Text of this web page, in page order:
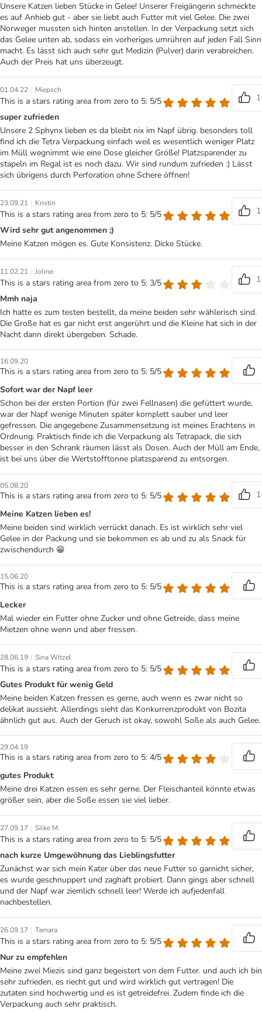
Unsere Katzen lieben Stücke in Gelee! Unserer Freigängerin schmeckte
es auf Anhieb gut - aber sie liebt auch Futter mit viel Gelee. Die zwei
Norweger mussten sich hinten anstellen. In der Verpackung setzt sich
das Gelee unten ab, sodass ein vorheriges umrühren auf jeden Fall Sinn
macht. Es lässt sich auch sehr gut Medizin (Pulver) darin verabreichen.
Auch der Preis hat uns überzeugt.
01.04.22 | Miepsch
This is a stars rating area from zero to 5: 5/5
1
super zufrieden
Unsere 2 Sphynx lieben es da bleibt nix im Napf übrig. besonders toll
find ich die Tetra Verpackung einfach weil es wesentlich weniger Platz
im Müll wegnimmt wie eine Dose gleicher Größe! Platzsparender zu
stapeln im Regal ist es noch dazu. Wir sind rundum zufrieden :) Lässt
sich übrigens durch Perforation ohne Schere öffnen!
23.09.21 | Kristin
This is a stars rating area from zero to 5: 5/5
1
Wird sehr gut angenommen ;)
Meine Katzen mögen es. Gute Konsistenz. Dicke Stücke.
11.02.21 | Joline
This is a stars rating area from zero to 5: 3/5
1
Mmh naja
Ich hatte es zum testen bestellt, da meine beiden sehr wählerisch sind.
Die Große hat es gar nicht erst angerührt und die Kleine hat sich in der
Nacht dann direkt übergeben. Schade.
16.09.20
This is a stars rating area from zero to 5: 5/5
Sofort war der Napf leer
Schon bei der ersten Portion (für zwei Fellnasen) die gefüttert wurde,
war der Napf wenige Minuten später komplett sauber und leer
gefressen. Die angegebene Zusammensetzung ist meines Erachtens in
Ordnung. Praktisch finde ich die Verpackung als Tetrapack, die sich
besser in den Schrank räumen lässt als Dosen. Auch der Müll am Ende,
ist bei uns über die Wertstofftonne platzsparend zu entsorgen.
05.08.20
This is a stars rating area from zero to 5: 5/5
1
Meine Katzen lieben es!
Meine beiden sind wirklich verrückt danach. Es ist wirklich sehr viel
Gelee in der Packung und sie bekommen es ab und zu als Snack für
zwischendurch 😁
15.06.20
This is a stars rating area from zero to 5: 5/5
Lecker
Mal wieder ein Futter ohne Zucker und ohne Getreide, dass meine
Mietzen ohne wenn und aber fressen.
28.06.19 | Sina Witzel
This is a stars rating area from zero to 5: 5/5
Gutes Produkt für wenig Geld
Meine beiden Katzen fressen es gerne, auch wenn es zwar nicht so
delikat aussieht. Allerdings sieht das Konkurrenzprodukt von Bozita
ähnlich gut aus. Auch der Geruch ist okay, sowohl Soße als auch Gelee.
29.04.19
This is a stars rating area from zero to 5: 4/5
gutes Produkt
Meine drei Katzen essen es sehr gerne. Der Fleischanteil könnte etwas
größer sein, aber die Soße essen sie viel lieber.
27.09.17 | Silke M.
This is a stars rating area from zero to 5: 5/5
nach kurze Umgewöhnung das Lieblingsfutter
Zunächst war sich mein Kater über das neue Futter so garnicht sicher,
es wurde geschnuppert und zaghaft probiert. Dann gings aber schnell
und der Napf war ziemlich schnell leer! Werde ich aufjedenfall
nachbestellen.
26.09.17 | Tamara
This is a stars rating area from zero to 5: 5/5
Nur zu empfehlen
Meine zwei Miezis sind ganz begeistert von dem Futter. und auch ich bin
sehr zufrieden, es riecht gut und wird wirklich gut vertragen! Die
zutaten sind hochwertig und es ist getreidefrei. Zudem finde ich die
Verpackung auch sehr praktisch.